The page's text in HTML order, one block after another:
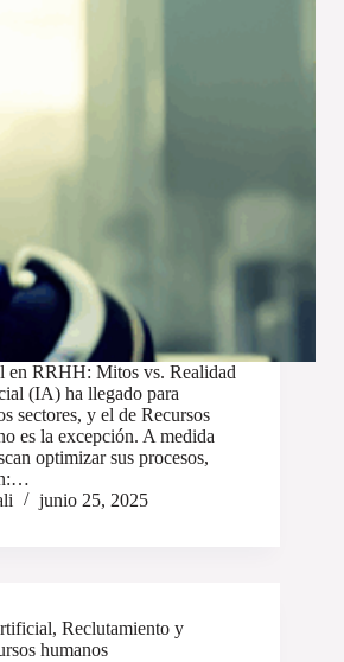
en RRHH: Mitos vs. Realidad
(IA) ha llegado para
sectores, y el de Recursos
es la excepción. A medida
optimizar sus procesos,
junio 25, 2025
, Reclutamiento y
humanos